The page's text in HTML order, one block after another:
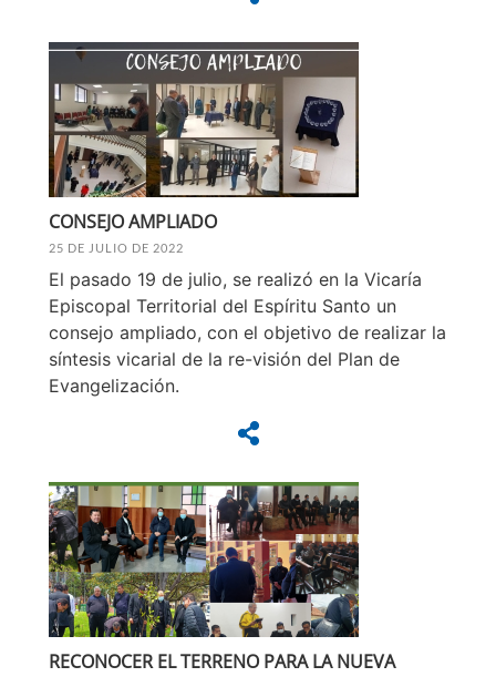
CONSEJO AMPLIADO
25 DE JULIO DE 2022
El pasado 19 de julio, se realizó en la Vicaría
Episcopal Territorial del Espíritu Santo un
consejo ampliado, con el objetivo de realizar la
síntesis vicarial de la re-visión del Plan de
Evangelización.
RECONOCER EL TERRENO PARA LA NUEVA